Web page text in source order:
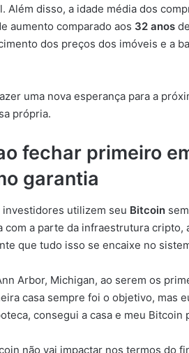
disso, a idade média dos
aumento comparado aos 32 anos
dos preços dos imóveis e a
uma nova esperança para a
própria.
fechar primeiro
garantia
utilizem seu Bitcoin
a parte da infraestrutura cripto,
que tudo isso se encaixe no
Arbor, Michigan, ao serem os
casa sempre foi o objetivo, mas
consegui a casa e meu Bitcoin
não vai impactar nos termos do